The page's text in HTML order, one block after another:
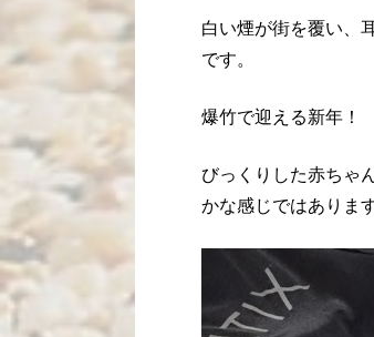
白い煙が街を覆い、
です。
爆竹で迎える新年！
びっくりした赤ちゃ
かな感じではありま